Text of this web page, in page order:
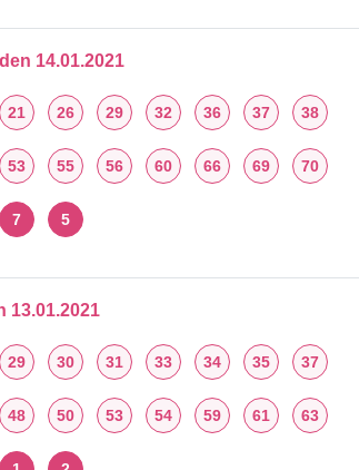
14.01.2021
21 26 29 32 36 37 38
53 55 56 60 66 69 70
7 5
13.01.2021
29 30 31 33 34 35 37
48 50 53 54 59 61 63